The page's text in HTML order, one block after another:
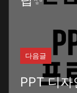
다음글
PPT 디